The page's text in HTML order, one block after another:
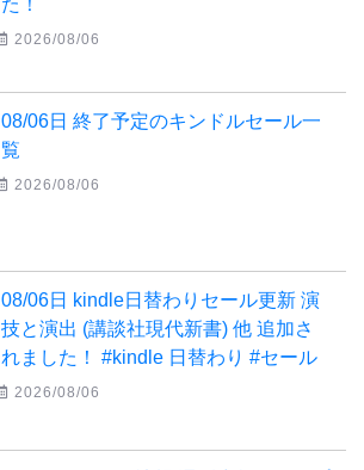
た！
2026/08/06
08/06日 終了予定のキンドルセール一
覧
2026/08/06
08/06日 kindle日替わりセール更新 演
技と演出 (講談社現代新書) 他 追加さ
れました！ #kindle 日替わり #セール
2026/08/06